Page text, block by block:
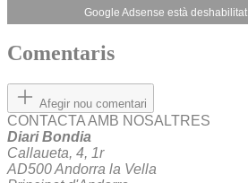
Google Adsense està deshabilitat.
Comentaris
Afegir nou comentari
CONTACTA AMB NOSALTRES
Diari Bondia
Callaueta, 4, 1r
AD500 Andorra la Vella